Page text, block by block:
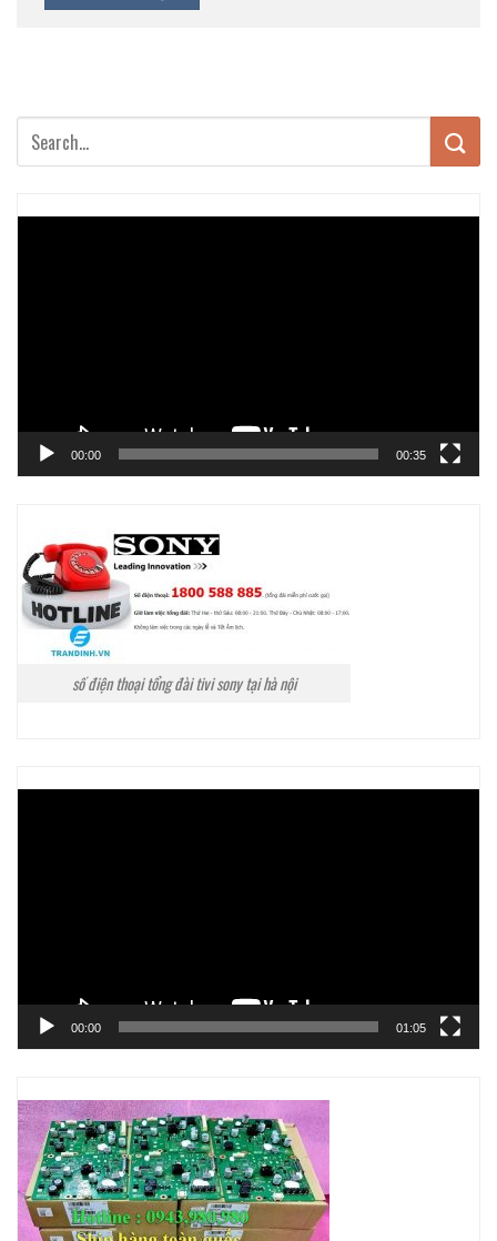
00:00 00:35
số điện thoại tổng đài tivi sony tại hà nội
00:00 01:05